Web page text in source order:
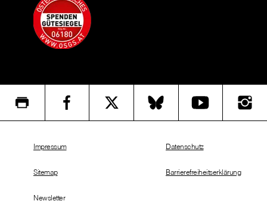
Impressum
Sitemap
Newsletter
Datenschutz
Barrierefreiheitserklärung